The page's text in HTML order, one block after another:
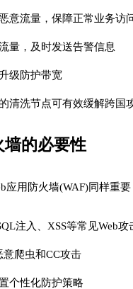
意流量，保障正常业务访
量，及时发送告警信息
级防护带宽
清洗节点可有效缓解跨国
墙的必要性
应用防火墙(WAF)同样重要
注入、XSS等常见Web攻
意爬虫和CC攻击
个性化防护策略